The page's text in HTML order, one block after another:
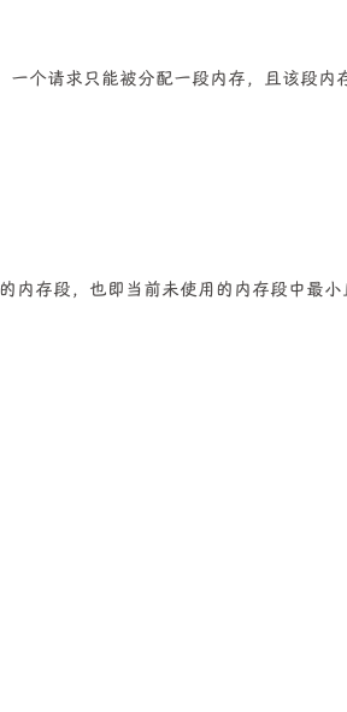
个请求只能被分配一段内存，且该段内
内存段，也即当前未使用的内存段中最小